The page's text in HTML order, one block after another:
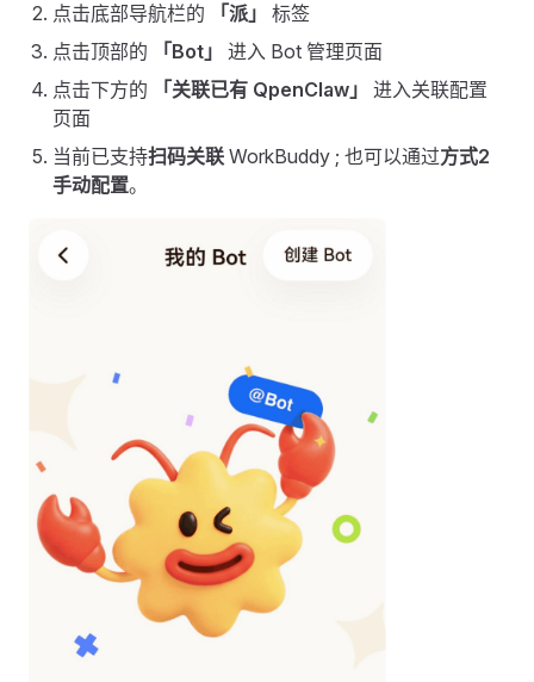
点击底部导航栏的
「派」
标签
点击顶部的
「Bot」
进入 Bot 管理页面
点击下方的
「关联已有 QpenClaw」
进入关联配置
页面
当前已支持扫码关联 WorkBuddy ; 也可以通过方式2
手动配置。